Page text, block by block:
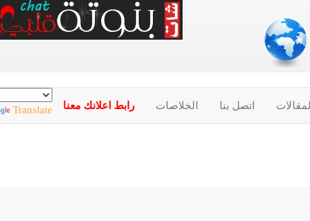
المقالات اتصل بنا الخلاصات رابط اعلانك معنا Translate